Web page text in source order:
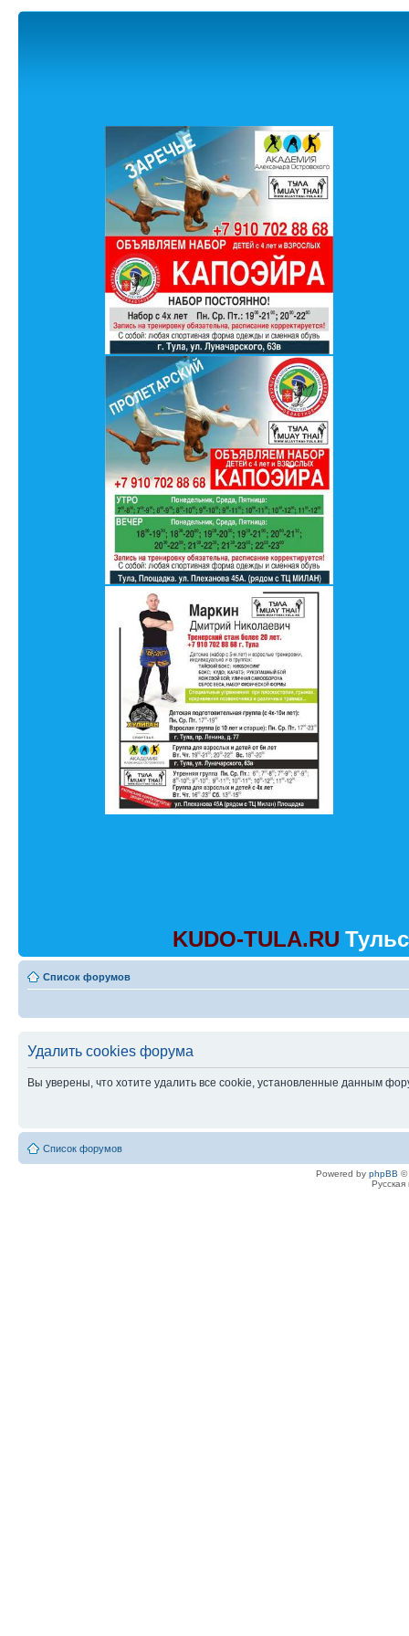
KUDO-TULA.RU
Список форумов
Удалить cookies форума
Вы уверены, что хотите удалить все cookie, установленные данным
Список форумов
Powered by phpBB ©